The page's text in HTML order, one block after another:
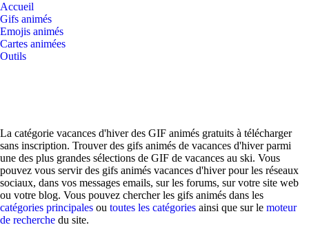
Accueil
Gifs animés
Emojis animés
Cartes animées
Outils
La catégorie vacances d'hiver des GIF animés gratuits à télécharger
sans inscription. Trouver des gifs animés de vacances d'hiver parmi
une des plus grandes sélections de GIF de vacances au ski. Vous
pouvez vous servir des gifs animés vacances d'hiver pour les réseaux
sociaux, dans vos messages emails, sur les forums, sur votre site web
ou votre blog. Vous pouvez chercher les gifs animés dans les
catégories principales ou toutes les catégories ainsi que sur le moteur
de recherche du site.